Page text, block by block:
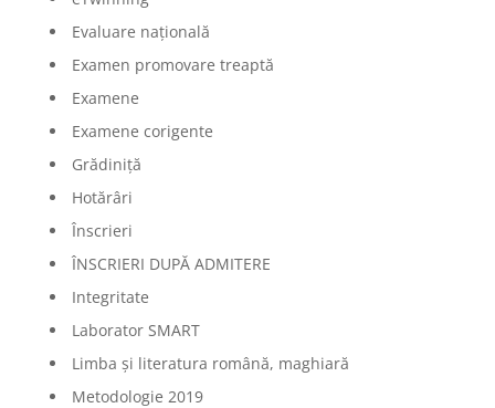
Evaluare națională
Examen promovare treaptă
Examene
Examene corigente
Grădiniță
Hotărâri
Înscrieri
ÎNSCRIERI DUPĂ ADMITERE
Integritate
Laborator SMART
Limba şi literatura română, maghiară
Metodologie 2019